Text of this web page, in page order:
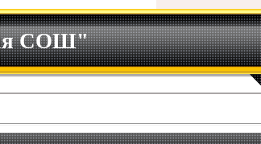
СОШ"